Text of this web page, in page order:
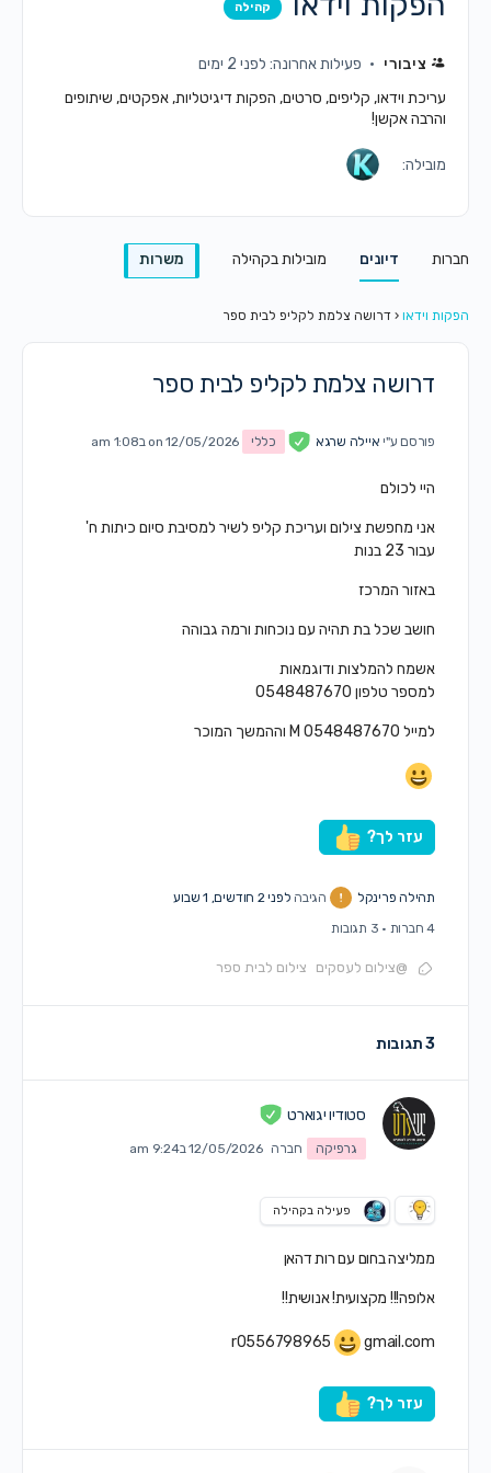
קהילה
ציבורי
פעילות אחרונה: לפני 2 ימים
עריכת וידאו, קליפים, סרטים, הפקות דיגיטליות, אפקטים, שיתופים
והרבה אקשן!
מובילה:
חברות דיונים מובילות בקהילה משרות
הפקות וידאו ‹ דרושה צלמת לקליפ לבית ספר
דרושה צלמת לקליפ לבית ספר
פורסם ע"יאיילה שרגא כללי on 12/05/2026 ב1:08 am
​היי לכולם
אני מחפשת צילום ועריכת קליפ לשיר למסיבת סיום כיתות ח'
עבור 23 בנות
באזור המרכז
חושב שכל בת תהיה עם נוכחות ורמה גבוהה
אשמח להמלצות ודוגמאות
למספר טלפון 0548487670
למייל 0548487670 M וההמשך המוכר
עזר לך?
תהילה פרינקל הגיבהלפני 2 חודשים, 1 שבוע
4 חברות
· 3 תגובות
@צילום לעסקים צילום לבית ספר
3 תגובות
סטודיו יגוארט
גרפיקה חברה 12/05/2026 ב9:24 am
פעילה בקהילה
ממליצה בחום עם רות דהאן
אלופה!!! מקצועית! אנושית!!
r0556798965 gmail.com
עזר לך?